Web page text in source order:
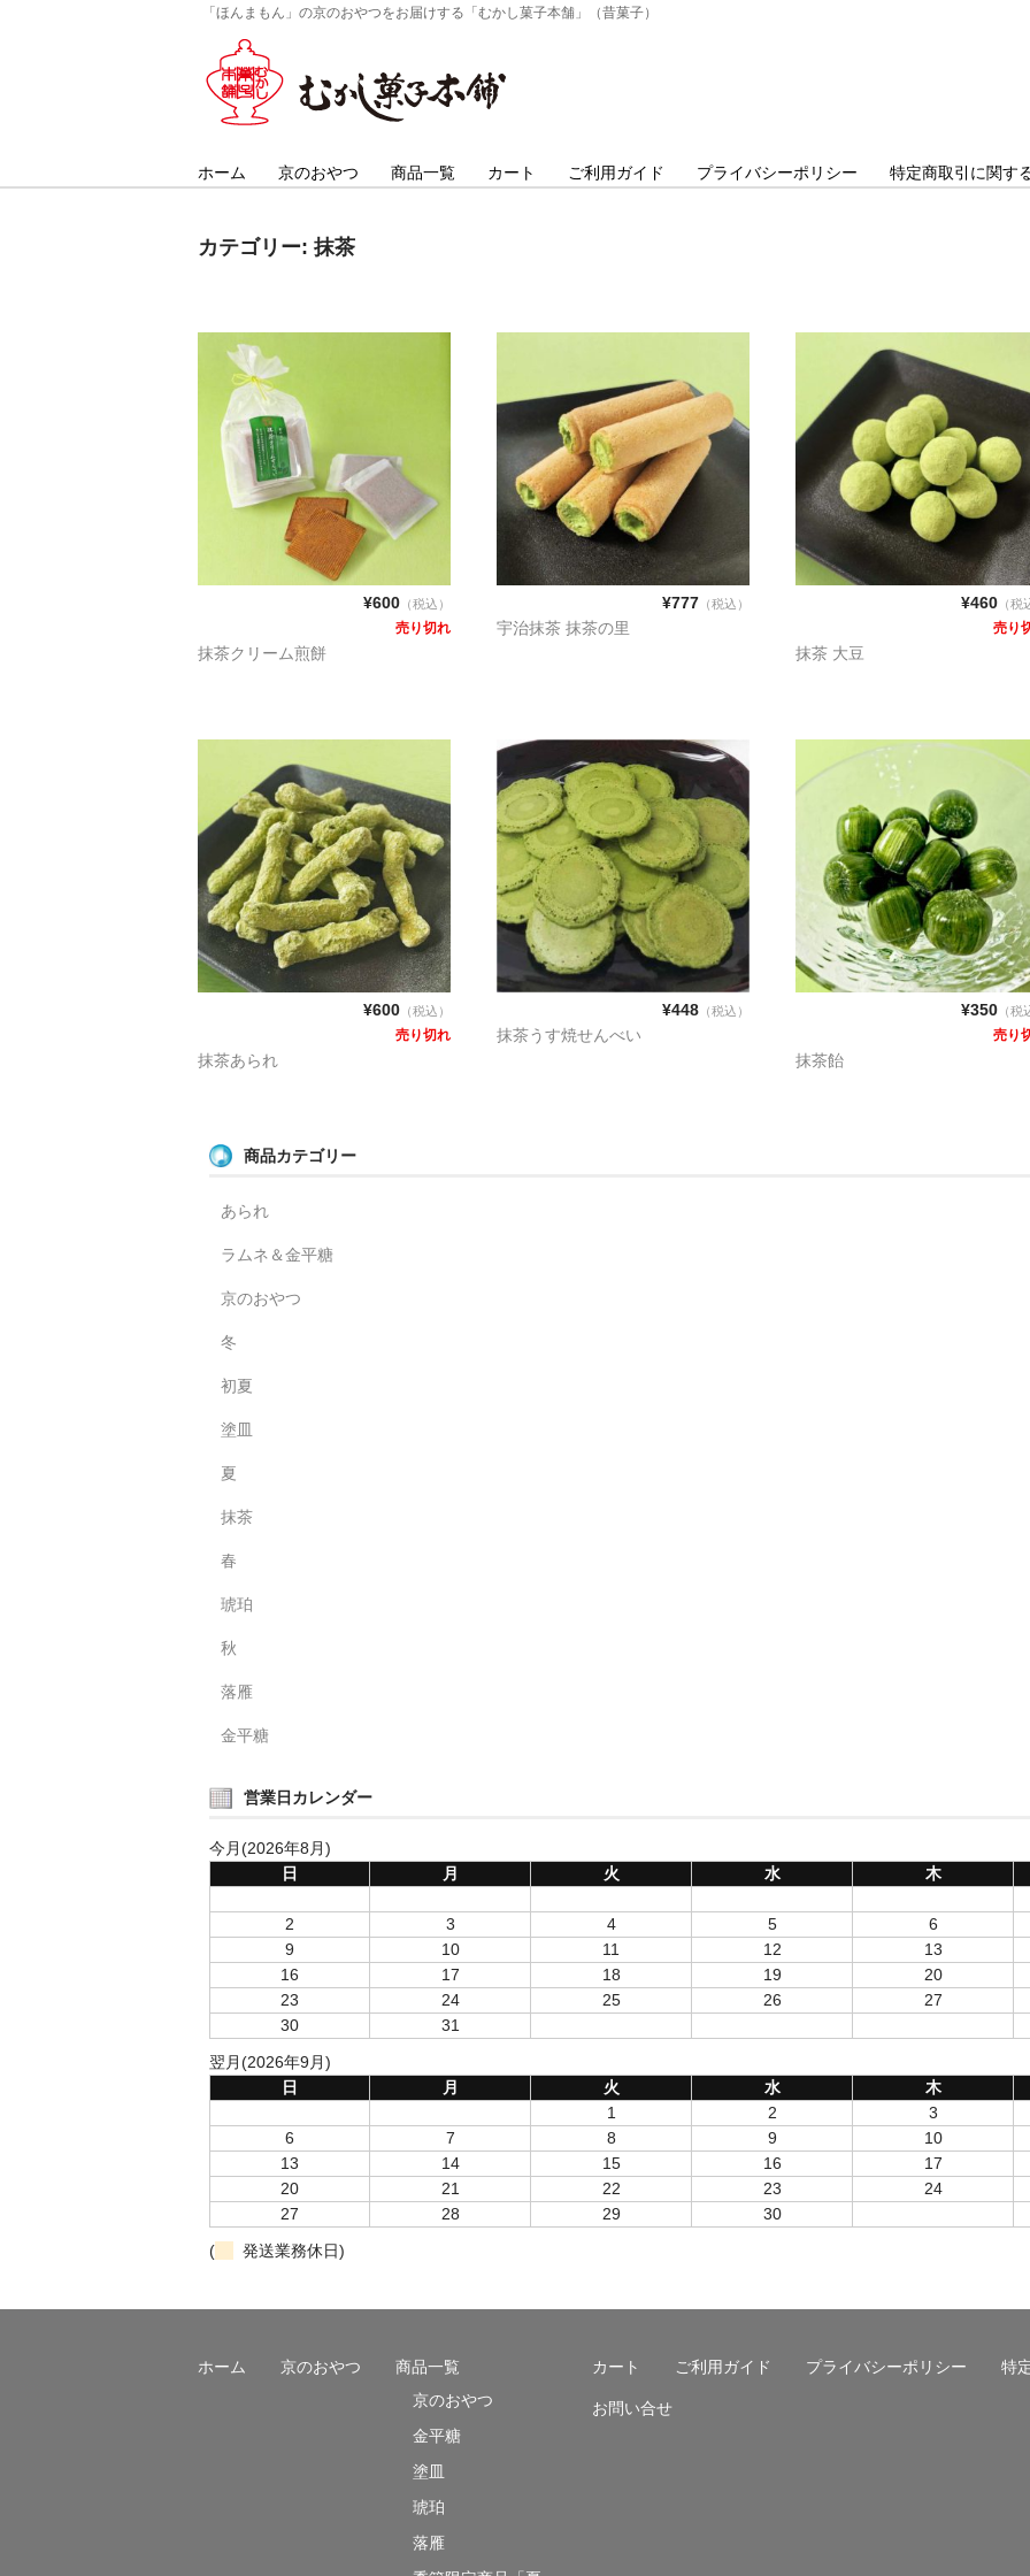
「ほんまもん」の京のおやつをお届けする「むかし菓子本舗」（昔菓子）
ホーム 京のおやつ 商品一覧 カート ご利用ガイド プライバシーポリシー 特定商取引に関す
カテゴリー: 抹茶
¥600 （税込）
売り切れ
抹茶クリーム煎餅
¥777 （税込）
宇治抹茶 抹茶の里
¥460 （税
売り
抹茶 大豆
¥600 （税込）
売り切れ
抹茶あられ
¥448 （税込）
抹茶うす焼せんべい
¥350 （税
売り
抹茶飴
商品カテゴリー
あられ
ラムネ＆金平糖
京のおやつ
冬
初夏
塗皿
夏
抹茶
春
琥珀
秋
落雁
金平糖
営業日カレンダー
今月(2026年8月)
日
月 火 水 木
2 3 4 5
6
9
10 11 12
13
16
17 18 19
20
23
24 25 26
27
30
31
翌月(2026年9月)
日
月 火 水
木
1
2
3
6
7 8 9
10
13
14 15 16
17
20
21 22 23
24
27
28 29
30
(
発送業務休日)
ホーム 京のおやつ
商品一覧
京のおやつ
金平糖
塗皿
琥珀
落雁
カート ご利用ガイド プライバシーポリシー 特
お問い合せ